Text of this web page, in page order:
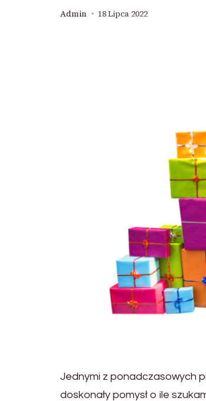
Admin 18 Lipca 2022
Jednymi z ponadczasowych
doskonały pomysł o ile